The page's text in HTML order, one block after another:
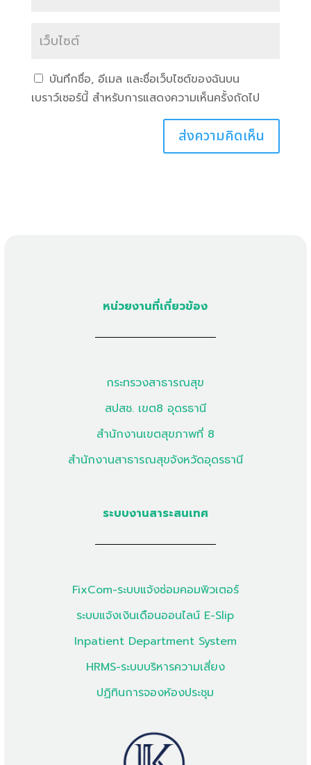
บันทึกชื่อ, อีเมล และชื่อเว็บไซต์ของฉันบน
เบราว์เซอร์นี้ สำหรับการแสดงความเห็นครั้งถัดไป
หน่วยงานที่เกี่ยวข้อง
กระทรวงสาธารณสุข
สปสช. เขต8 อุดรธานี
สำนักงานเขตสุขภาพที่ 8
สำนักงานสาธารณสุขจังหวัดอุดรธานี
ระบบงานสาระสนเทศ
FixCom-ระบบแจ้งซ่อมคอมพิวเตอร์
ระบบแจ้งเงินเดือนออนไลน์ E-Slip
Inpatient Department System
HRMS-ระบบบริหารความเสี่ยง
ปฏิทินการจองห้องประชุม